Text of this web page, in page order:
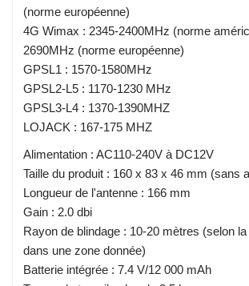
(norme européenne)
4G Wimax : 2345-2400MHz (norme
2690MHz (norme européenne)
GPSL1 : 1570-1580MHz
GPSL2-L5 : 1170-1230 MHz
GPSL3-L4 : 1370-1390MHZ
LOJACK : 167-175 MHZ
Alimentation : AC110-240V à DC12V
Taille du produit : 160 x 83 x 46 mm (sans
Longueur de l'antenne : 166 mm
Gain : 2.0 dbi
Rayon de blindage : 10-20 mètres (selon
dans une zone donnée)
Batterie intégrée : 7.4 V/12 000 mAh